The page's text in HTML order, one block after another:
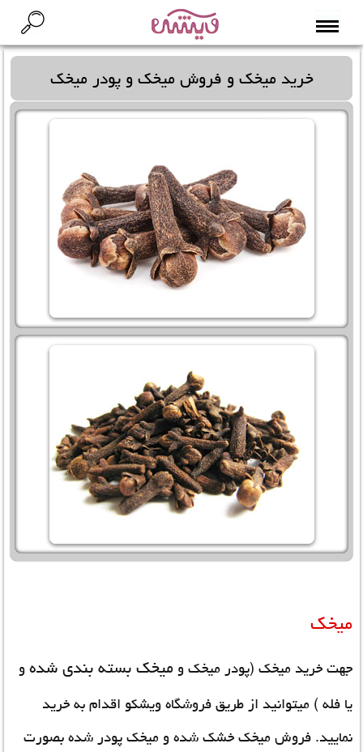
خرید میخکوفروش میخکوپودر میخک
میخک
جهت خرید میخک (پودر میخک ومیخک بسته بندی شدهو
یا فله ) میتوانید از طریق فروشگاه ویشکو اقدام به خرید
نمایید.فروش میخک خشک شدهو میخک پودر شده بصورت